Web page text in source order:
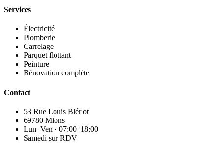
Services
Électricité
Plomberie
Carrelage
Parquet flottant
Peinture
Rénovation complète
Contact
53 Rue Louis Blériot
69780 Mions
Lun–Ven · 07:00–18:00
Samedi sur RDV